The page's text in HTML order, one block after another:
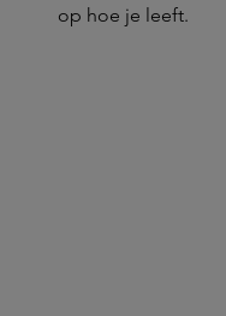
op hoe je leeft.